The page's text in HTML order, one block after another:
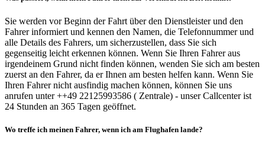
Sie werden vor Beginn der Fahrt über den Dienstleister und den
Fahrer informiert und kennen den Namen, die Telefonnummer und
alle Details des Fahrers, um sicherzustellen, dass Sie sich
gegenseitig leicht erkennen können. Wenn Sie Ihren Fahrer aus
irgendeinem Grund nicht finden können, wenden Sie sich am besten
zuerst an den Fahrer, da er Ihnen am besten helfen kann. Wenn Sie
Ihren Fahrer nicht ausfindig machen können, können Sie uns
anrufen unter ++49 22125993586 ( Zentrale) - unser Callcenter ist
24 Stunden an 365 Tagen geöffnet.
Wo treffe ich meinen Fahrer, wenn ich am Flughafen lande?